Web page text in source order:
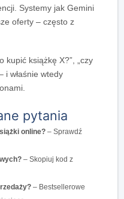
Systemy jak Gemini
oferty – często z
kupić książkę X?”, „czy
i właśnie wtedy
pytania
online? – Sprawdź
– Skopiuj kod z
– Bestsellerowe